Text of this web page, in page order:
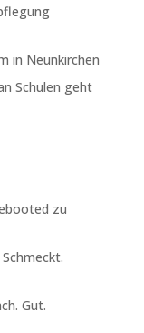
in Neunkirchen
Schulen geht
zu
Schmeckt.
Gut.